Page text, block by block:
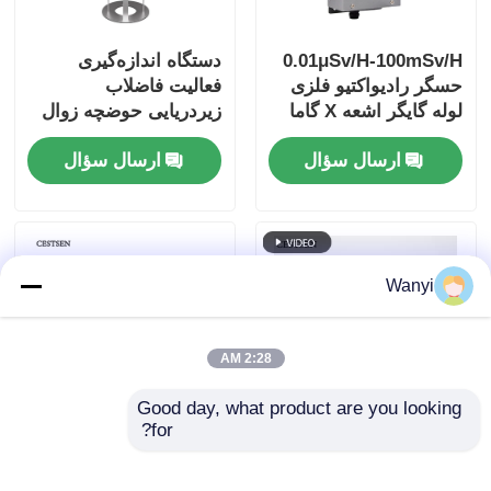
تشخیص‌گر گسیلندگی فروسرخ
0.01μSv/H-100mSv/H
حسگر رادیواکتیو فلزی
لوله گایگر اشعه X گاما
ارسال سؤال
دستگاه اندازه‌گیری
فعالیت فاضلاب
زیردریایی حوضچه زوال
پزشکی هسته‌ای برای
فاضلاب رادیواکتیو
ارسال سؤال
Wanyi
2:28 AM
Good day, what product are you looking
for?